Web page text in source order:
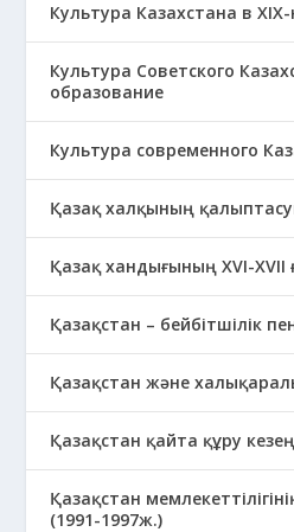
Культура Казахстана в
Культура Советского
образование
Культура современного
Қазақ халқының
Қазақ хандығының XVI-
Қазақстан – бейбітшілік
Қазақстан және
Қазақстан қайта құру
Қазақстан
(1991-1997ж.)